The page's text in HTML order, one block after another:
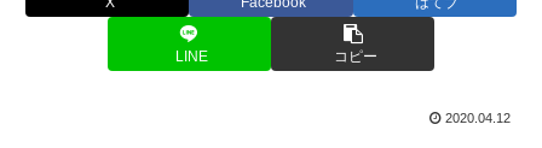
LINE コピー
2020.04.12